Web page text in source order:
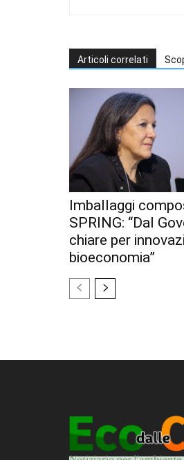
Articoli correlati
Imballaggi
SPRING: “Dal
chiare per
bioeconomia”